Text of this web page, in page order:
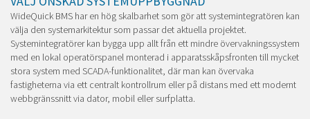
WideQuick BMS har en hög skalbarhet som gör att systemintegratören kan
välja den systemarkitektur som passar det aktuella projektet.
Systemintegratörer kan bygga upp allt från ett mindre övervakningssystem
med en lokal operatörspanel monterad i apparatsskåpsfronten till mycket
stora system med SCADA-funktionalitet, där man kan övervaka
fastigheterna via ett centralt kontrollrum eller på distans med ett modernt
webbgränssnitt via dator, mobil eller surfplatta.